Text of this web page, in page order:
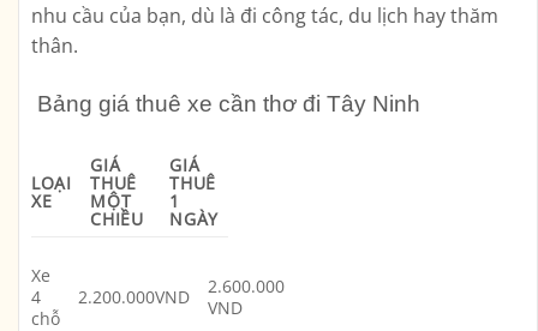
nhu cầu của bạn, dù là đi công tác, du lịch hay thăm
thân.
Bảng giá thuê xe cần thơ đi Tây Ninh
LOẠI
XE
GIÁ
THUÊ
MỘT
CHIỀU
GIÁ
THUÊ
1
NGÀY
Xe
4
chỗ
2.200.000VND
2.600.000
VND